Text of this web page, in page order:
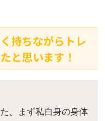
持ちながらトレ
と思います！
。まず私自身の身体